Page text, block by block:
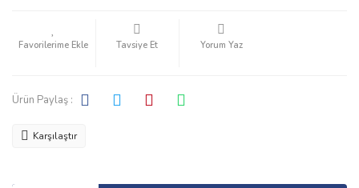
Tavsiye Et Yorum Yaz
Ürün Paylaş :
Karşılaştır